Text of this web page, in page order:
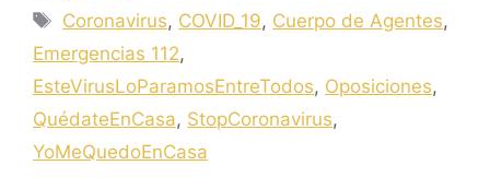
Etiquetas
Coronavirus, COVID_19, Cuerpo de Agentes,
Emergencias 112,
EsteVirusLoParamosEntreTodos, Oposiciones,
QuédateEnCasa, StopCoronavirus,
YoMeQuedoEnCasa